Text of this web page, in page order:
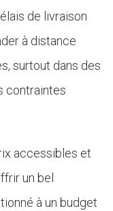
de livraison
à distance
surtout dans des
contraintes
accessibles et
un bel
à un budget